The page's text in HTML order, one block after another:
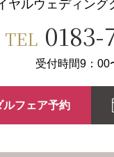
ヤルウェディング
TEL 0183-
受付時間9：00
ルフェア予約